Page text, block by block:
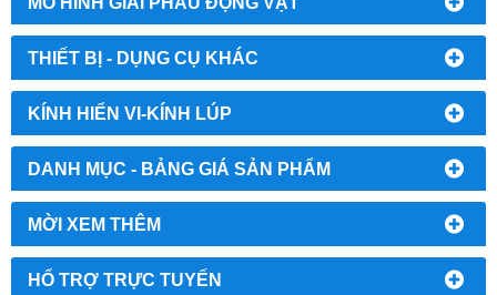
THIẾT BỊ - DỤNG CỤ KHÁC
KÍNH HIỂN VI-KÍNH LÚP
DANH MỤC - BẢNG GIÁ SẢN PHẨM
MỜI XEM THÊM
HỔ TRỢ TRỰC TUYẾN